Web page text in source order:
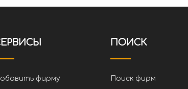
фирму
ПОИСК
Поиск фирм